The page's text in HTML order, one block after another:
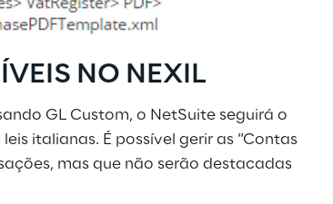
NO NEXIL
GL Custom, o NetSuite seguirá o
italianas. É possível gerir as “Contas
mas que não serão destacadas